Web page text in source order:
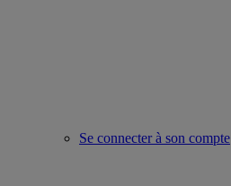
Se connecter à son compte